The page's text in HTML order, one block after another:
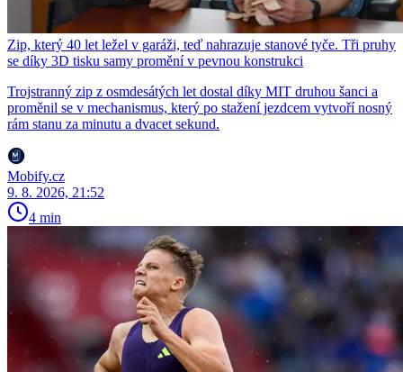
Zip, který 40 let ležel v garáži, teď nahrazuje stanové tyče. Tři pruhy
se díky 3D tisku samy promění v pevnou konstrukci
Trojstranný zip z osmdesátých let dostal díky MIT druhou šanci a
proměnil se v mechanismus, který po stažení jezdcem vytvoří nosný
rám stanu za minutu a dvacet sekund.
Mobify.cz
9. 8. 2026, 21:52
4 min